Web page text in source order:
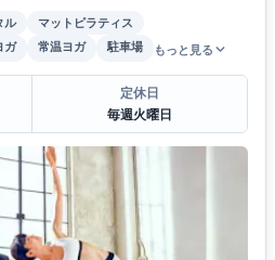
ル
マットピラティス
ガ 常温ヨガ 駐車場 もっと見る
定休日
毎週火曜日